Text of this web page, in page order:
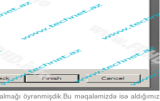
öyrənmişdik.Bu məqaləmizdə isə aldığımız